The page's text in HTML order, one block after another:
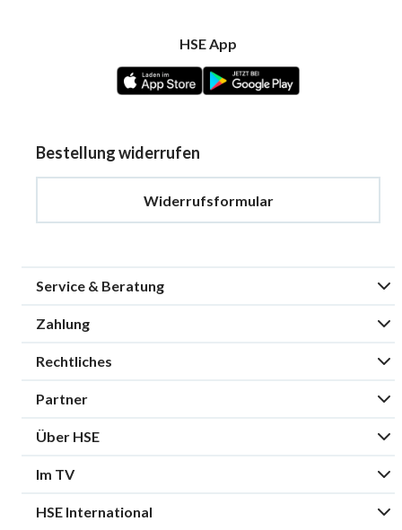
HSE App
Bestellung widerrufen
Widerrufsformular
Service & Beratung
Zahlung
Rechtliches
Partner
Über HSE
Im TV
HSE International